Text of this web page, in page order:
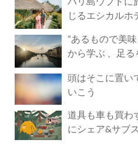
じるエシカルホ
“あるもので美
から学ぶ 、足
頭はそこに置い
いこう
道具も車も買わ
にシェア&サブ